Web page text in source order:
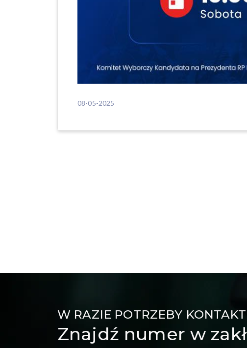
08-05-2025
W RAZIE POTRZEBY
Znajdź numer w